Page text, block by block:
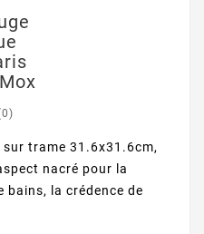
sur trame 31.6x31.6cm,
nacré pour la
bains, la crédence de